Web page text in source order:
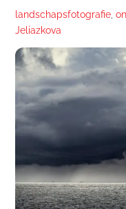
landschapsfotografie ,
Jeliazkova